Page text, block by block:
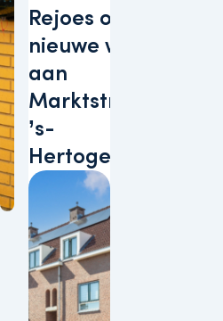
Rejoes opent
nieuwe winkel
aan
Marktstraat in
’s-
Hertogenbosch